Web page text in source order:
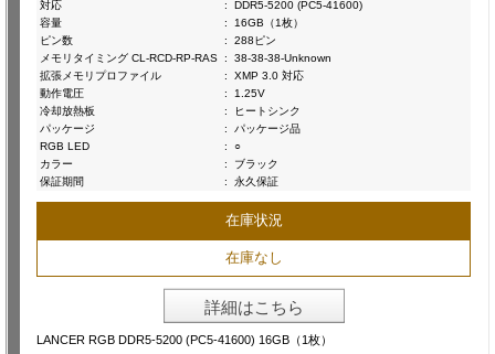
対応 :
DDR5-5200 (PC5-41600)
容量
:
16GB（1枚）
ピン数
:
288ピン
メモリタイミング CL-RCD-RP-RAS :
38-38-38-Unknown
拡張メモリプロファイル
:
XMP 3.0 対応
動作電圧
:
1.25V
冷却放熱板
:
ヒートシンク
パッケージ
:
パッケージ品
RGB LED
:
○
カラー
:
ブラック
保証期間
: 永久保証
在庫状況
在庫なし
詳細はこちら
LANCER RGB DDR5-5200 (PC5-41600) 16GB（1枚）